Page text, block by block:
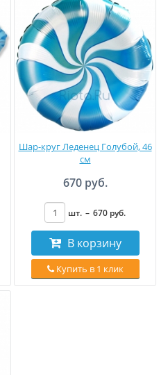
Шар-круг Леденец Голубой, 46
см
670 руб.
шт. – 670 руб.
В корзину
Купить в 1 клик